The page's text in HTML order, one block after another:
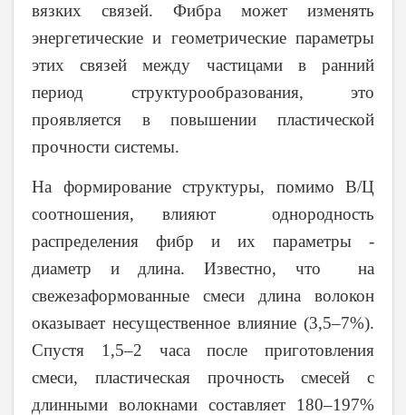
вязких связей. Фибра может изменять
энергетические и геометрические параметры
этих связей между частицами в ранний
период структурообразования, это
проявляется в повышении пластической
прочности системы.
На формирование структуры, помимо В/Ц
соотношения, влияют однородность
распределения фибр и их параметры -
диаметр и длина. Известно, что на
свежезаформованные смеси длина волокон
оказывает несущественное влияние (3,5–7%).
Спустя 1,5–2 часа после приготовления
смеси, пластическая прочность смесей с
длинными волокнами составляет 180–197%